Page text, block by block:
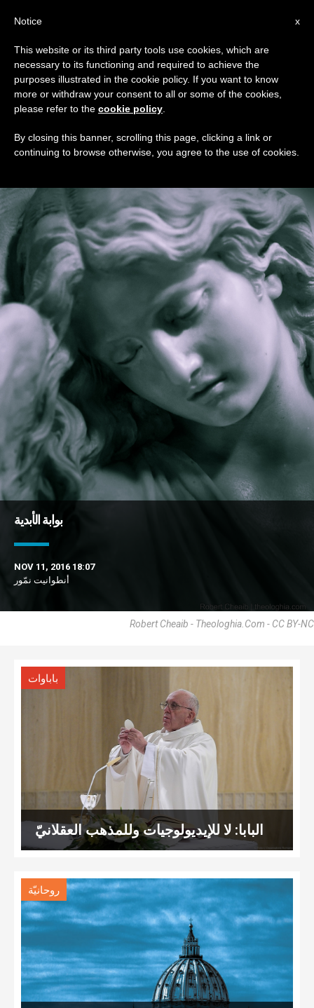
DAY
November 11th, 2016
DERNIÈRES NOUVELLES
بوابة الأبدية
NOV 11, 2016 18:07
أنطوانيت نمّور
Robert Cheaib - Theologhia.com - CC BY-NC
باباوات
البابا: لا للإيديولوجيات وللمذهب العقلانيّ
روحانيّة
x
Notice
This website or its third party tools use cookies, which are
necessary to its functioning and required to achieve the
purposes illustrated in the cookie policy. If you want to know
more or withdraw your consent to all or some of the cookies,
please refer to the cookie policy
By closing this banner, scrolling this page, clicking a link or
continuing to browse otherwise, you agree to the use of cookies.